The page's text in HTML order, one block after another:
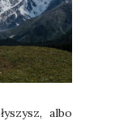
albo